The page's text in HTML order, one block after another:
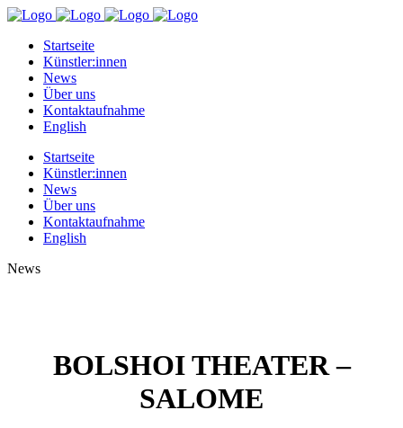
Startseite
Künstler:innen
News
Über uns
Kontaktaufnahme
English
Startseite
Künstler:innen
News
Über uns
Kontaktaufnahme
English
News
BOLSHOI THEATER –
SALOME